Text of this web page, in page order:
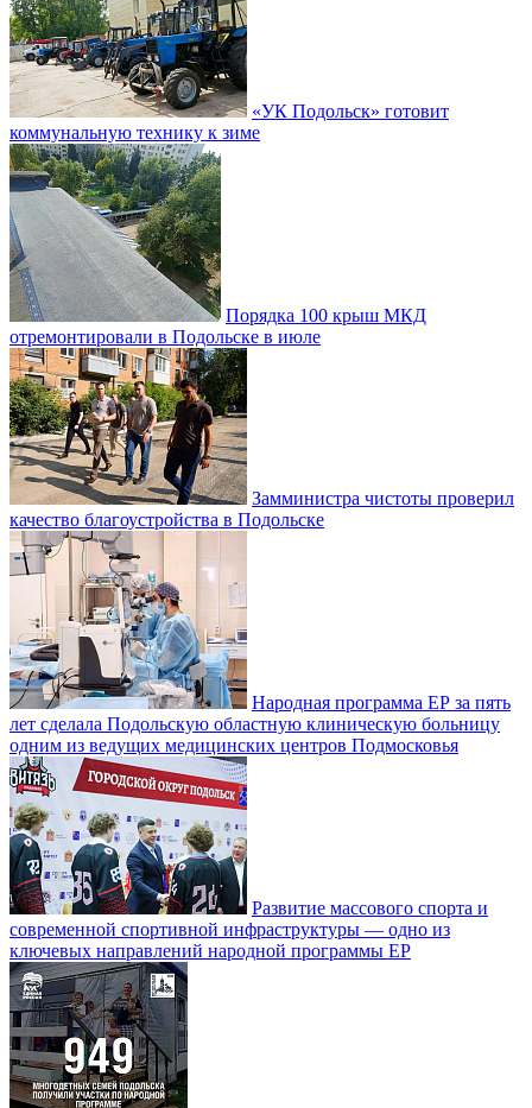
«УК Подольск» готовит
коммунальную технику к зиме
Порядка 100 крыш МКД
отремонтировали в Подольске в июле
Замминистра чистоты проверил
качество благоустройства в Подольске
Народная программа ЕР за пять
лет сделала Подольскую областную клиническую больницу
одним из ведущих медицинских центров Подмосковья
Развитие массового спорта и
современной спортивной инфраструктуры — одно из
ключевых направлений народной программы ЕР